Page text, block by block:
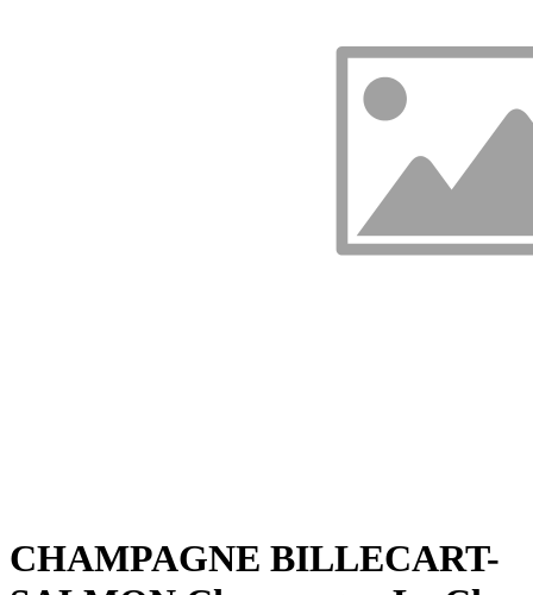
CHAMPAGNE BILLECART-